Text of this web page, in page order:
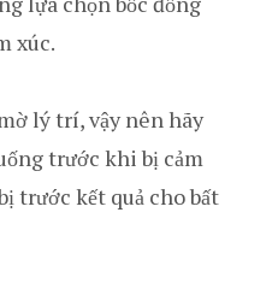
xúc.
lý trí, vậy nên hãy
trước khi bị cảm
trước kết quả cho bất